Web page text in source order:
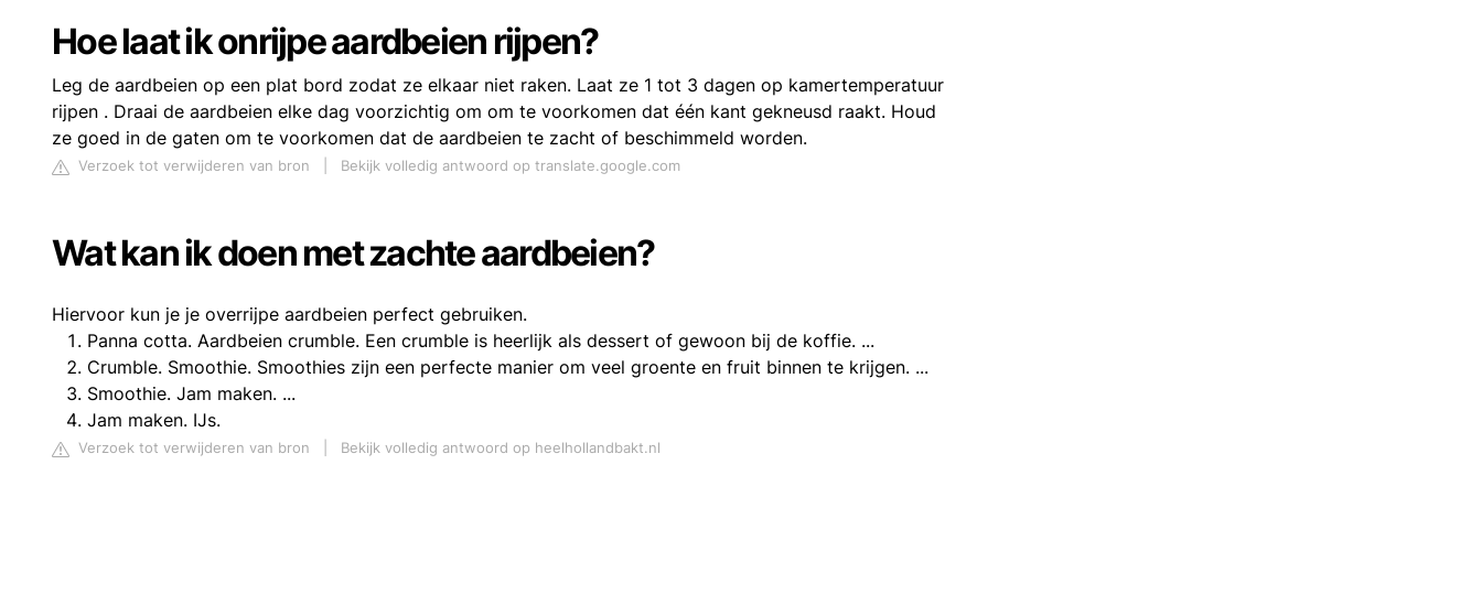
Hoe laat ik onrijpe aardbeien rijpen?
Leg de aardbeien op een plat bord zodat ze elkaar niet raken. Laat ze 1 tot 3 dagen op kamertemperatuur
rijpen . Draai de aardbeien elke dag voorzichtig om om te voorkomen dat één kant gekneusd raakt. Houd
ze goed in de gaten om te voorkomen dat de aardbeien te zacht of beschimmeld worden.
Verzoek tot verwijderen van bron Bekijk volledig antwoord op translate.google.com
Wat kan ik doen met zachte aardbeien?
Hiervoor kun je je overrijpe aardbeien perfect gebruiken.
Panna cotta. Aardbeien crumble. Een crumble is heerlijk als dessert of gewoon bij de koffie. ...
Crumble. Smoothie. Smoothies zijn een perfecte manier om veel groente en fruit binnen te krijgen. ...
Smoothie. Jam maken. ...
Jam maken. IJs.
Verzoek tot verwijderen van bron Bekijk volledig antwoord op heelhollandbakt.nl